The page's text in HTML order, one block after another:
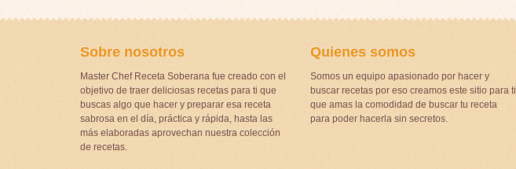
Sobre nosotros
Master Chef Receta Soberana fue creado con el
objetivo de traer deliciosas recetas para ti que
buscas algo que hacer y preparar esa receta
sabrosa en el día, práctica y rápida, hasta las
más elaboradas aprovechan nuestra colección
de recetas.
Quienes somos
Somos un equipo apasionado por hacer y
buscar recetas por eso creamos este sitio para ti
que amas la comodidad de buscar tu receta
para poder hacerla sin secretos.